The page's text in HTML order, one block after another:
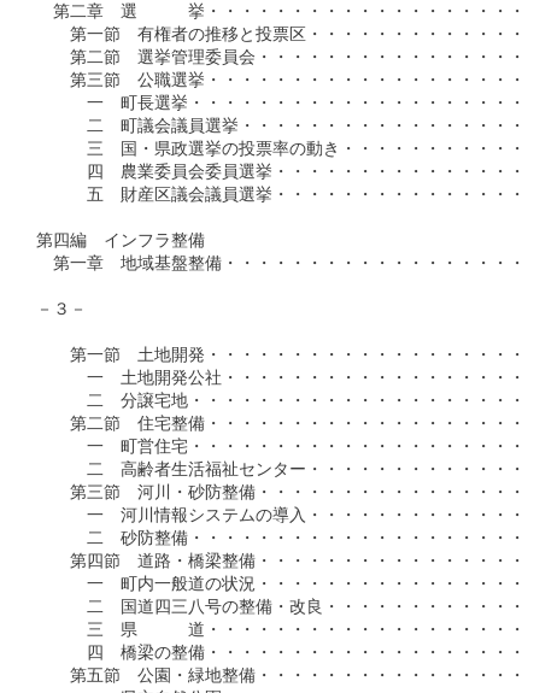
第二章　選　　　挙・・・・・・・・・・・・・・・・・・・
第一節　有権者の推移と投票区・・・・・・・・・・・・・
第二節　選挙管理委員会・・・・・・・・・・・・・・・・
第三節　公職選挙・・・・・・・・・・・・・・・・・・・
一　町長選挙・・・・・・・・・・・・・・・・・・・・・
二　町議会議員選挙・・・・・・・・・・・・・・・・・・
三　国・県政選挙の投票率の動き・・・・・・・・・・・
四　農業委員会委員選挙・・・・・・・・・・・・・・・・
五　財産区議会議員選挙・・・・・・・・・・・・・・・・
第四編　インフラ整備
第一章　地域基盤整備・・・・・・・・・・・・・・・・・・
－３－
第一節　土地開発・・・・・・・・・・・・・・・・・・・
一　土地開発公社・・・・・・・・・・・・・・・・・・・
二　分譲宅地・・・・・・・・・・・・・・・・・・・・・
第二節　住宅整備・・・・・・・・・・・・・・・・・・・
一　町営住宅・・・・・・・・・・・・・・・・・・・・・
二　高齢者生活福祉センター・・・・・・・・・・・・・・
第三節　河川・砂防整備・・・・・・・・・・・・・・・・
一　河川情報システムの導入・・・・・・・・・・・・・・
二　砂防整備・・・・・・・・・・・・・・・・・・・・・
第四節　道路・橋梁整備・・・・・・・・・・・・・・・・
一　町内一般道の状況・・・・・・・・・・・・・・・・・
二　国道四三八号の整備・改良・・・・・・・・・・・・・
三　県　　　道・・・・・・・・・・・・・・・・・・・・
四　橋梁の整備・・・・・・・・・・・・・・・・・・・・
第五節　公園・緑地整備・・・・・・・・・・・・・・・・